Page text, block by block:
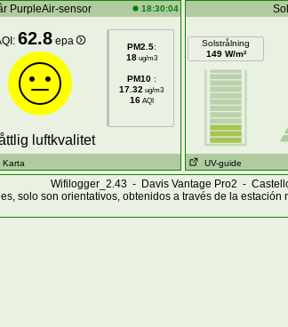
PurpleAir-sensor 18:30:04
62.8 epa PM2.5:
18ug/m3
PM10 :
17.32 ug/m3
16AQI
luftkvalitet
Karta
Solstrålning
149 W/m²
UV-guide
Wifilogger_2.43 - Davis Vantage Pro2 -
solo son orientativos, obtenidos a través de la estación